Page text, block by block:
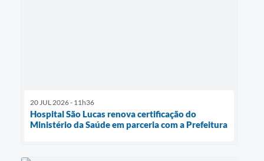
20 JUL 2026 - 11h36
Hospital São Lucas renova certificação do
Ministério da Saúde em parceria com a Prefeitura